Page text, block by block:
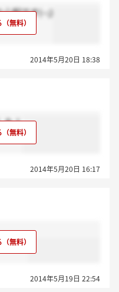
心配です(--;)
2014年5月20日 18:38
た！
2014年5月20日 16:17
！
2014年5月19日 22:54